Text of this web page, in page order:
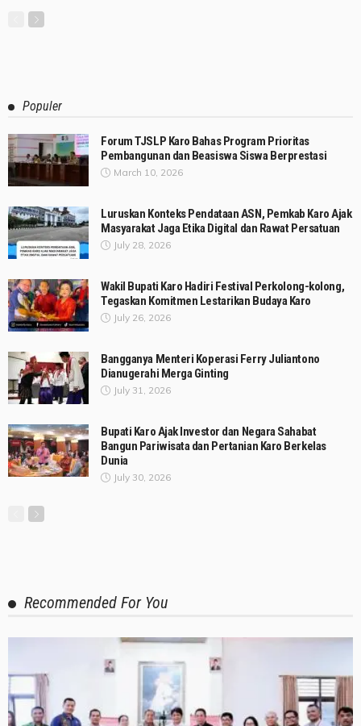
Populer
Forum TJSLP Karo Bahas Program Prioritas
Pembangunan dan Beasiswa Siswa Berprestasi
March 10, 2026
Luruskan Konteks Pendataan ASN, Pemkab Karo Ajak
Masyarakat Jaga Etika Digital dan Rawat Persatuan
July 28, 2026
Wakil Bupati Karo Hadiri Festival Perkolong-kolong,
Tegaskan Komitmen Lestarikan Budaya Karo
July 26, 2026
Bangganya Menteri Koperasi Ferry Juliantono
Dianugerahi Merga Ginting
July 31, 2026
Bupati Karo Ajak Investor dan Negara Sahabat
Bangun Pariwisata dan Pertanian Karo Berkelas
Dunia
July 30, 2026
Recommended For You